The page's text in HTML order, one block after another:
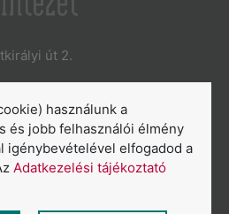
út 2.
Feltételek
használunk a
és jobb felhasználói élmény
igénybevételével elfogadod a
Adatkezelési tájékoztató